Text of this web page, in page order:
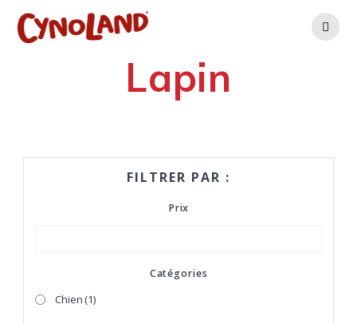
Lapin
FILTRER PAR :
Prix
Catégories
Chien(1)